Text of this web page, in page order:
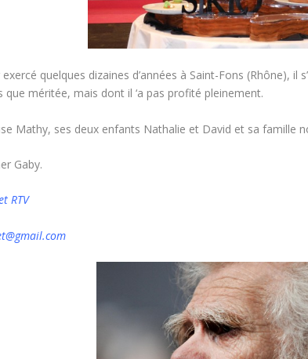
quelques dizaines d’années à Saint-Fons (Rhône), il
que méritée, mais dont il ‘a pas profité pleinement.
Mathy, ses deux enfants Nathalie et David et sa famille
Gaby.
RTV